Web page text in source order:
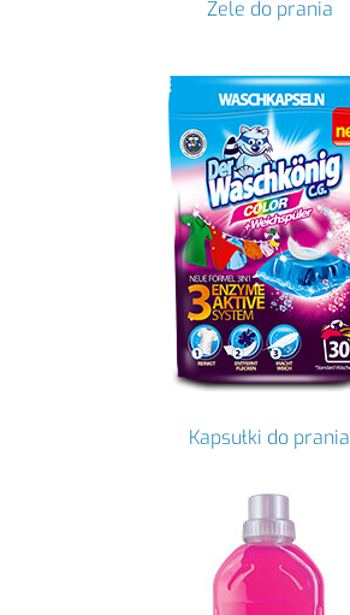
Żele do prania
Kapsułki do prania